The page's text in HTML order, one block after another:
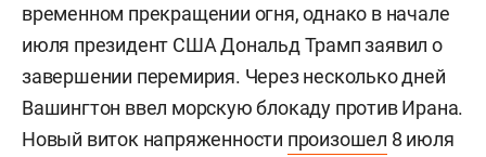
временном прекращении огня, однако в начале
июля президент США Дональд Трамп заявил о
завершении перемирия. Через несколько дней
Вашингтон ввел морскую блокаду против Ирана.
Новый виток напряженности произошел 8 июля